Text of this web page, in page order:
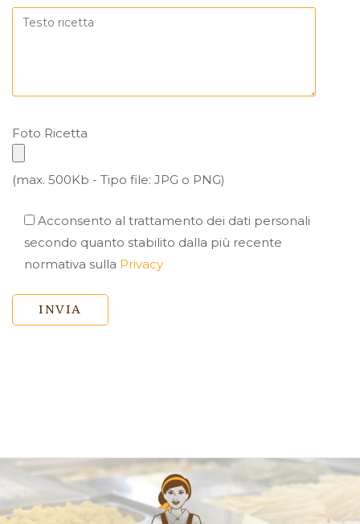
Foto Ricetta
(max. 500Kb - Tipo file: JPG o PNG)
Acconsento al trattamento dei dati personali
secondo quanto stabilito dalla più recente
normativa sulla Privacy